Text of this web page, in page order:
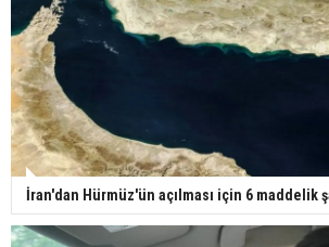
İran'dan Hürmüz'ün açılması için 6 maddelik